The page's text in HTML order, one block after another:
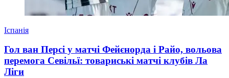
Іспанія
Гол ван Персі у матчі Фейєнорда і Райо, вольова
перемога Севільї: товариські матчі клубів Ла
Ліги